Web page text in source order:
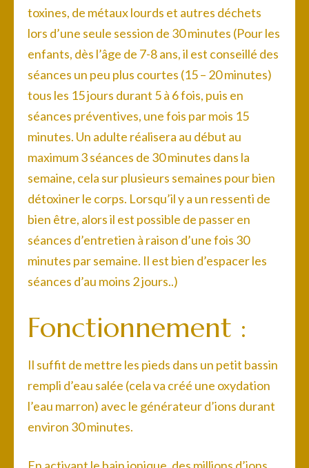
toxines, de métaux lourds et autres déchets
lors d’une seule session de 30 minutes (Pour les
enfants, dès l’âge de 7-8 ans, il est conseillé des
séances un peu plus courtes (15 – 20 minutes)
tous les 15 jours durant 5 à 6 fois, puis en
séances préventives, une fois par mois 15
minutes. Un adulte réalisera au début au
maximum 3 séances de 30 minutes dans la
semaine, cela sur plusieurs semaines pour bien
détoxiner le corps. Lorsqu’il y a un ressenti de
bien être, alors il est possible de passer en
séances d’entretien à raison d’une fois 30
minutes par semaine. Il est bien d’espacer les
séances d’au moins 2 jours..)
Fonctionnement :
Il suffit de mettre les pieds dans un petit bassin
rempli d’eau salée (cela va créé une oxydation
l’eau marron) avec le générateur d’ions durant
environ 30 minutes.
En activant le bain ionique, des millions d’ions